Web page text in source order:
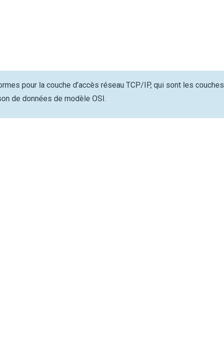
pour la couche d’accès réseau TCP/IP, qui sont les couches
de données de modèle OSI.